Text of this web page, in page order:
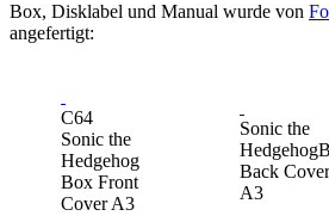
Box, Disklabel und Manual wurde von
angefertigt:
C64
Sonic the
Hedgehog
Box Front
Cover A3
Sonic the
Back Cover
A3